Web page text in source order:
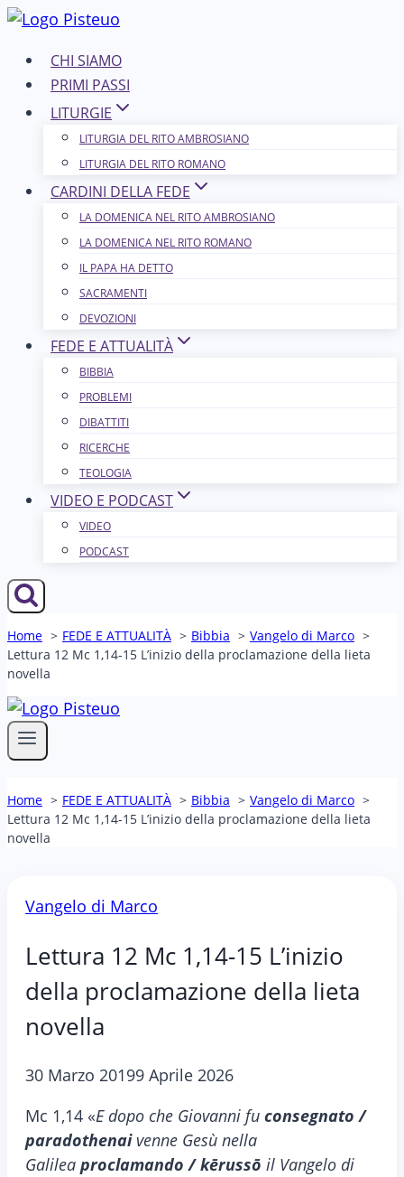
Salta
contenutoCHI SIAMO
PRIMI PASSI
LITURGIE
LITURGIA DEL RITO AMBROSIANO
LITURGIA DEL RITO ROMANO
CARDINI DELLA FEDE
LA DOMENICA NEL R​​​​​​ITO AMBROSIANO
LA DOMENICA NEL RITO ROMANO
IL PAPA HA DETTO
SACRAMENTI
DEVOZIONI
FEDE E ATTUALITÀ
BIBBIA
PROBLEMI
DIBATTITI
RICERCHE
TEOLOGIA
VIDEO E PODCAST
VIDEO
PODCAST
Home FEDE E ATTUALITÀ Bibbia
Vangelo di Marco
Lettura 12 Mc 1,14-15 L’inizio della proclamazione della lieta
novella
Home FEDE E ATTUALITÀ Bibbia
Vangelo di Marco
Lettura 12 Mc 1,14-15 L’inizio della proclamazione della lieta
novella
Vangelo di Marco
Lettura 12 Mc 1,14-15 L’inizio
della proclamazione della lieta
novella
30 Marzo 20199 Aprile 2026
Mc 1,14 «E dopo che Giovanni fu consegnato /
paradothenaivenne Gesù nella
Galilea proclamando / kērussō il Vangelo di